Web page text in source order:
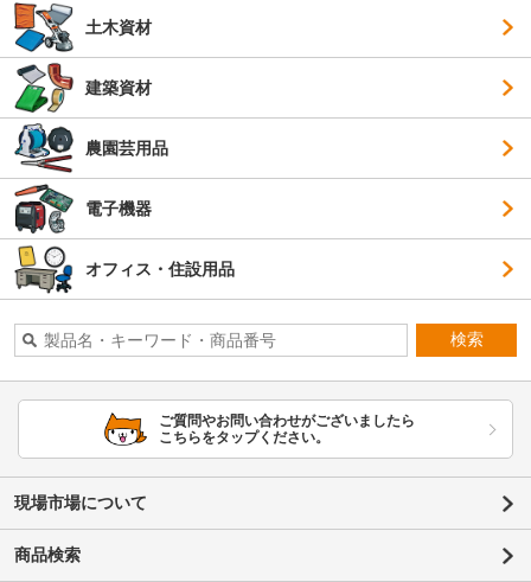
土木資材
建築資材
農園芸用品
電子機器
オフィス・住設用品
検索
ご質問やお問い合わせがございましたら
こちらをタップください。
現場市場について
商品検索